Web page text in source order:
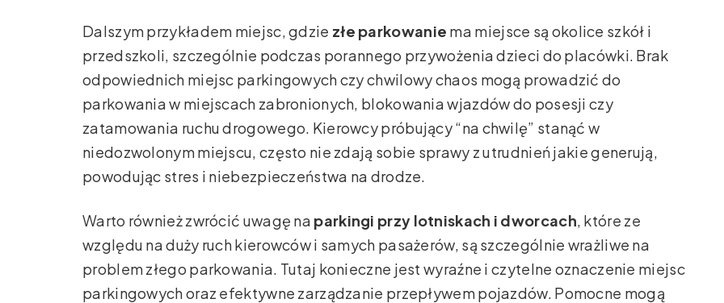
Dalszym przykładem miejsc, gdzie złe parkowanie ma miejsce są okolice szkół i
przedszkoli, szczególnie podczas porannego przywożenia dzieci do placówki. Brak
odpowiednich miejsc parkingowych czy chwilowy chaos mogą prowadzić do
parkowania w miejscach zabronionych, blokowania wjazdów do posesji czy
zatamowania ruchu drogowego. Kierowcy próbujący “na chwilę” stanąć w
niedozwolonym miejscu, często nie zdają sobie sprawy z utrudnień jakie generują,
powodując stres i niebezpieczeństwa na drodze.
Warto również zwrócić uwagę na parkingi przy lotniskach i dworcach, które ze
względu na duży ruch kierowców i samych pasażerów, są szczególnie wrażliwe na
problem złego parkowania. Tutaj konieczne jest wyraźne i czytelne oznaczenie miejsc
parkingowych oraz efektywne zarządzanie przepływem pojazdów. Pomocne mogą